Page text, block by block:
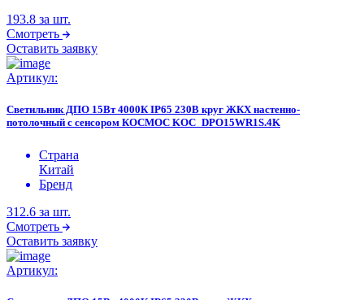
193.8 за шт.
Смотреть
Оставить заявку
Артикул:
Светильник ДПО 15Вт 4000К IP65 230В круг ЖКХ настенно-
потолочный с сенсором КОСМОС KOC_DPO15WR1S.4K
Страна
Китай
Бренд
312.6 за шт.
Смотреть
Оставить заявку
Артикул: